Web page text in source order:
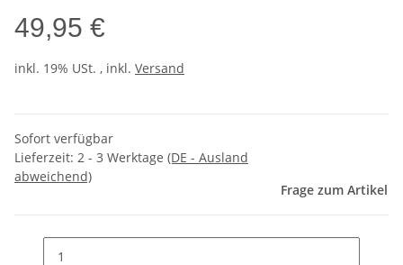
49,95 €
inkl. 19% USt. , inkl. Versand
Sofort verfügbar
Lieferzeit: 2 - 3 Werktage (DE - Ausland
abweichend)
Frage zum Artikel